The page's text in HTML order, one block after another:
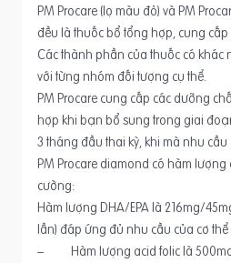
PM Procare (lọ màu đỏ) và PM
đều là thuốc bổ tổng hợp, cung
Các thành phần của thuốc có khác
với từng nhóm đối tượng cụ thể.
PM Procare cung cấp các dưỡng
hợp khi bạn bổ sung trong giai
3 tháng đầu thai kỳ, khi mà nhu
PM Procare diamond có hàm
cường:
Hàm lượng DHA/EPA là 216mg/
lần) đáp ứng đủ nhu cầu của cơ thể
– Hàm lượng acid folic là